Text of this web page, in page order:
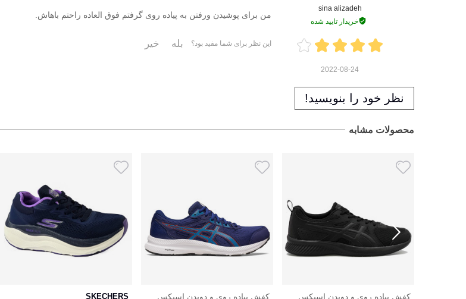
sina alizadeh
خریدار تایید شده
2022-08-24
من برای پوشیدن ورفتن به پیاده روی گرفتم فوق العاده راحتم باهاش.
این نظر برای شما مفید بود؟ بله خیر
نظر خود را بنویسید!
محصولات مشابه
کفش پیاده روی و دویدن اسیکس
کفش پیاده روی و دویدن اسیکس
SKECHERS